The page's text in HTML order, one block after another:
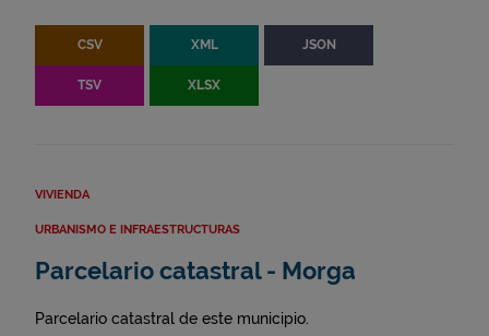
CSV XML JSON
TSV XLSX
VIVIENDA
URBANISMO E INFRAESTRUCTURAS
Parcelario catastral - Morga
Parcelario catastral de este municipio.